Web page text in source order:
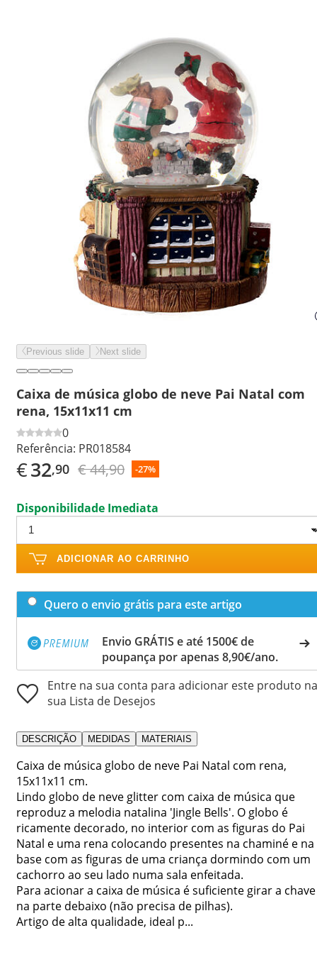
Previous slide Next slide
Caixa de música globo de neve Pai Natal com
rena, 15x11x11 cm
0
Referência: PR018584
€32,90 € 44,90 -27%
Disponibilidade Imediata
ADICIONAR AO CARRINHO
Quero o envio grátis para este artigo
Envio GRÁTIS e até 1500€ de
poupança por apenas 8,90€/ano.
Entre na sua conta para adicionar este produto na
sua Lista de Desejos
DESCRIÇÃO MEDIDAS MATERIAIS
Caixa de música globo de neve Pai Natal com rena,
15x11x11 cm.
Lindo globo de neve glitter com caixa de música que
reproduz a melodia natalina 'Jingle Bells'. O globo é
ricamente decorado, no interior com as figuras do Pai
Natal e uma rena colocando presentes na chaminé e na
base com as figuras de uma criança dormindo com um
cachorro ao seu lado numa sala enfeitada.
Para acionar a caixa de música é suficiente girar a chave
na parte debaixo (não precisa de pilhas).
Artigo de alta qualidade, ideal p...